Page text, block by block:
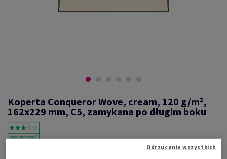
Koperta Conqueror Wove, cream, 120 g/m²,
162x229 mm, C5, zamykana po długim boku
Odrzucenie wszystkich